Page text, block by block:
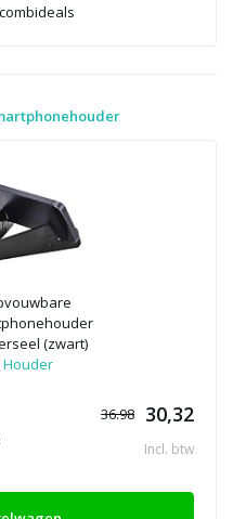
(zwart)
Houder
36.98 30,32
Incl. btw